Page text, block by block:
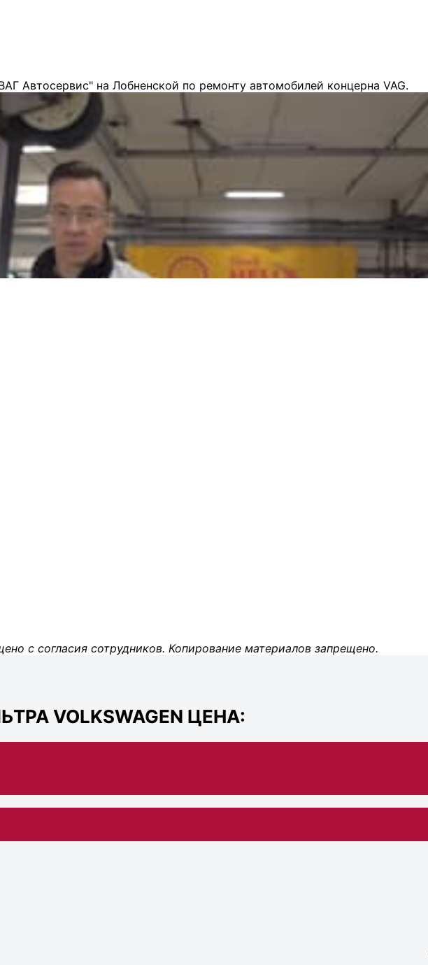
Автосервис" на Лобненской по ремонту автомобилей концерна VAG.
с согласия сотрудников. Копирование материалов запрещено.
VOLKSWAGEN ЦЕНА: